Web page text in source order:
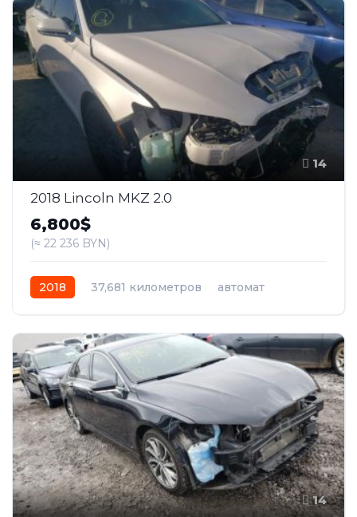
14
2018 Lincoln MKZ 2.0
6,800$
(≈ 22 236 BYN)
2018 37,681 километров
автомат
14